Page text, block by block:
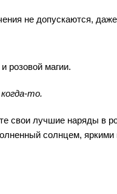
не допускаются,
розовой магии.
то.
свои лучшие наряды в
солнцем,